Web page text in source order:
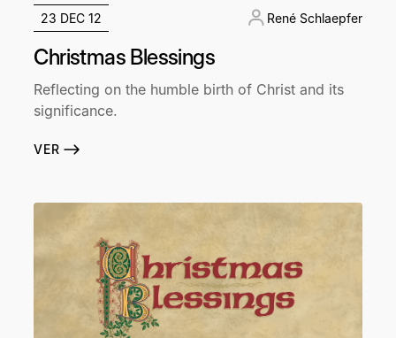
23 DEC 12 René Schlaepfer
Christmas Blessings
Reflecting on the humble birth of Christ and its
significance.
VER